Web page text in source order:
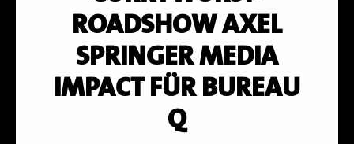
ROADSHOW AXEL
SPRINGER MEDIA
IMPACT FÜR BUREAU
Q